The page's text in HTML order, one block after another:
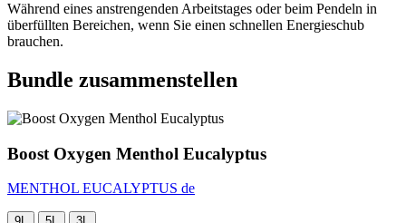
Während eines anstrengenden Arbeitstages oder beim Pendeln in
überfüllten Bereichen, wenn Sie einen schnellen Energieschub
brauchen.
Bundle zusammenstellen
Boost Oxygen Menthol Eucalyptus
MENTHOL EUCALYPTUS de